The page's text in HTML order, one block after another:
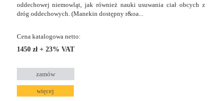
oddechowej niemowląt, jak również nauki usuwania ciał obcych z
dróg oddechowych. (Manekin dostępny r&oa...
Cena katalogowa netto:
1450 zł + 23% VAT
zamów
więcej